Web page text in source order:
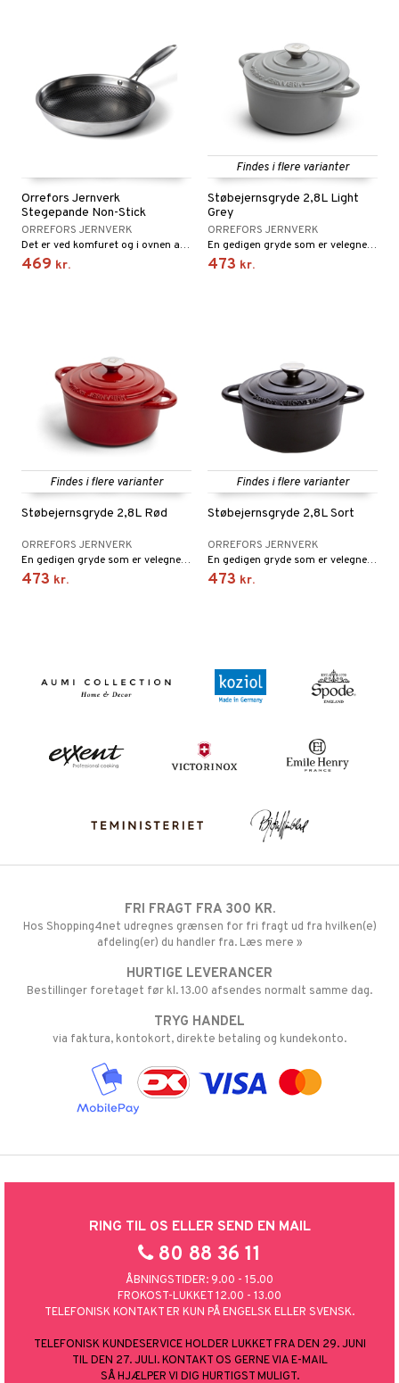
Orrefors Jernverk
Stegepande Non-Stick
ORREFORS JERNVERK
Det er ved komfuret og i ovnen at en stor del af magien i dit køkken sker. I stegepanderne forvandles enkle råvarer til delikat mad.
469 kr.
Findes i flere varianter
Støbejernsgryde 2,8L Light
Grey
ORREFORS JERNVERK
En gedigen gryde som er velegnet til både simreretter og hverdagsmadlavning.
473 kr.
Findes i flere varianter
Støbejernsgryde 2,8L Rød
ORREFORS JERNVERK
En gedigen gryde som er velegnet til både simreretter og hverdagsmadlavning.
473 kr.
Findes i flere varianter
Støbejernsgryde 2,8L Sort
ORREFORS JERNVERK
En gedigen gryde som er velegnet til både simreretter og hverdagsmadlavning.
473 kr.
FRI FRAGT FRA 300 KR.
Hos Shopping4net udregnes grænsen for fri fragt ud fra hvilken(e)
afdeling(er) du handler fra. Læs mere »
HURTIGE LEVERANCER
Bestillinger foretaget før kl. 13.00 afsendes normalt samme dag.
TRYG HANDEL
via faktura, kontokort, direkte betaling og kundekonto.
RING TIL OS ELLER SEND EN MAIL
80 88 36 11
ÅBNINGSTIDER: 9.00 - 15.00
FROKOST-LUKKET 12.00 - 13.00
TELEFONISK KONTAKT ER KUN PÅ ENGELSK ELLER SVENSK.
TELEFONISK KUNDESERVICE HOLDER LUKKET FRA DEN 29. JUNI
TIL DEN 27. JULI. KONTAKT OS GERNE VIA E-MAIL
SÅ HJÆLPER VI DIG HURTIGST MULIGT.